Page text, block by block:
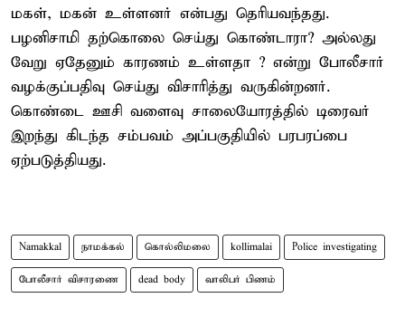
மகள், மகன் உள்ளனர் என்பது தெரியவந்தது.
பழனிசாமி தற்கொலை செய்து கொண்டாரா? அல்லது
வேறு ஏதேனும் காரணம் உள்ளதா ? என்று போலீசார்
வழக்குப்பதிவு செய்து விசாரித்து வருகின்றனர்.
கொண்டை ஊசி வளைவு சாலையோரத்தில் டிரைவர்
இறந்து கிடந்த சம்பவம் அப்பகுதியில் பரபரப்பை
ஏற்படுத்தியது.
Namakkal நாமக்கல் கொல்லிமலை kollimalai Police investigating
போலீசார் விசாரணை dead body வாலிபர் பிணம்